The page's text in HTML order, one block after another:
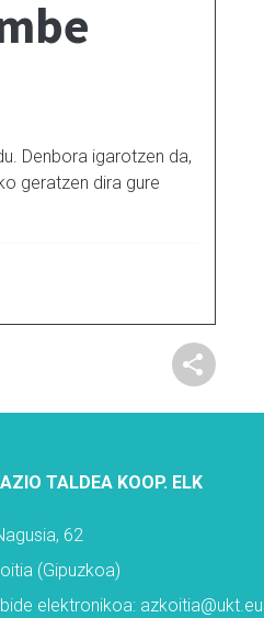
Denbora igarotzen da,
geratzen dira gure
TALDEA KOOP. ELK
62
(Gipuzkoa)
elektronikoa: